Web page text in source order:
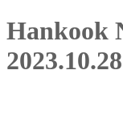
Hankook